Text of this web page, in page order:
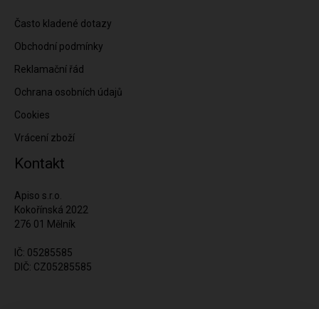
Často kladené dotazy
Obchodní podmínky
Reklamační řád
Ochrana osobních údajů
Cookies
Vrácení zboží
Kontakt
Apiso s.r.o.
Kokořínská 2022
276 01 Mělník
IČ: 05285585
DIČ: CZ05285585